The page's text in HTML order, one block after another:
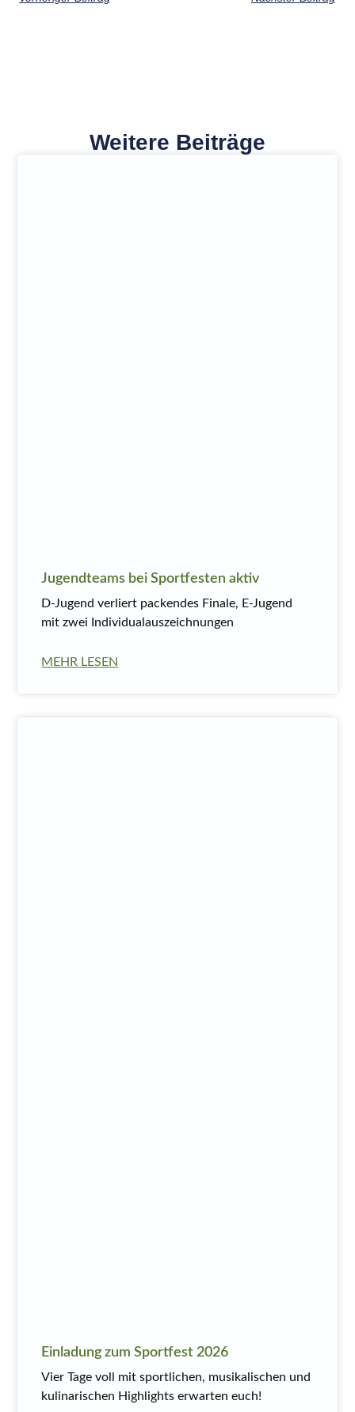
Weitere Beiträge
Jugendteams bei Sportfesten aktiv
D-Jugend verliert packendes Finale, E-Jugend
mit zwei Individualauszeichnungen
MEHR LESEN
Einladung zum Sportfest 2026
Vier Tage voll mit sportlichen, musikalischen und
kulinarischen Highlights erwarten euch!